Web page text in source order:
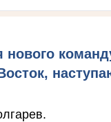
нового